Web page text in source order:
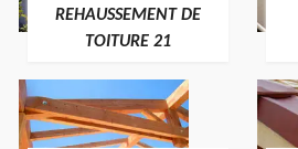
REHAUSSEMENT DE
TOITURE 21